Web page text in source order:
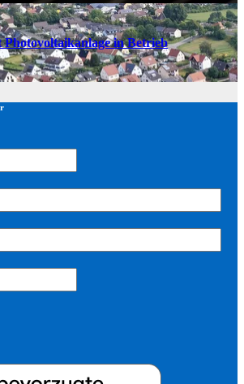
Photovoltaikanlage in Betrieb